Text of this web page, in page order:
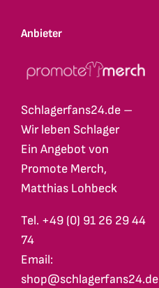
Anbieter
Schlagerfans24.de –
Wir leben Schlager
Ein Angebot von
Promote Merch,
Matthias Lohbeck
Tel. +49 (0) 91 26 29 44
74
Email:
shop@schlagerfans24.de